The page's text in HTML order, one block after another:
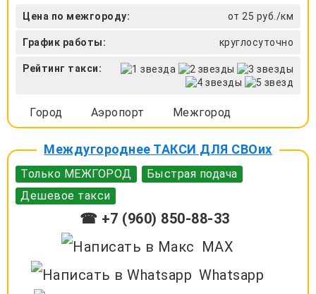
Цена по межгороду: от 25 руб./км
График работы: круглосуточно
Рейтинг такси:
Город Аэропорт Межгород
Междугороднее ТАКСИ ДЛЯ СВОих
Только МЕЖГОРОД
Быстрая подача
Дешевое такси
☎ +7 (960) 850-88-33
MAX
Whatsapp